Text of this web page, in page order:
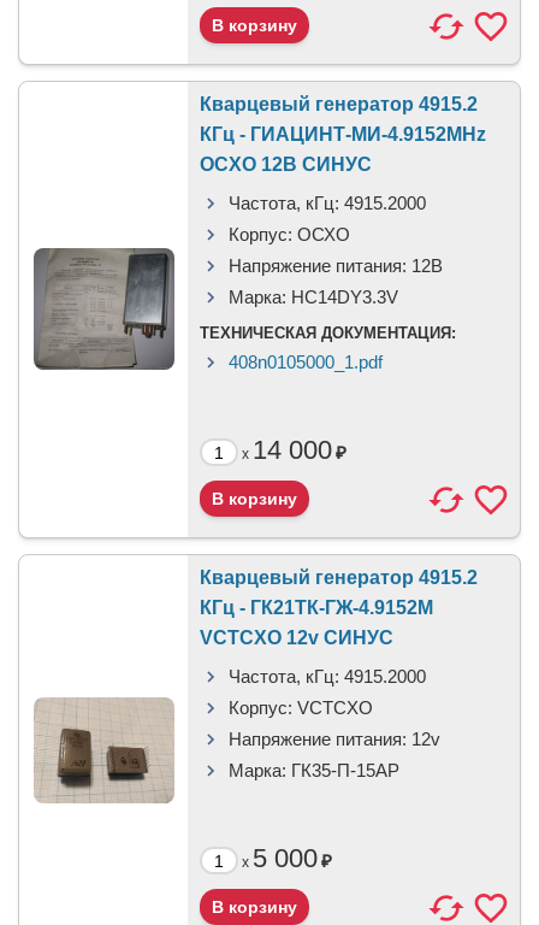
Кварцевый генератор 4915.2
КГц - ГИАЦИНТ-МИ-4.9152MHz
OCXO 12В СИНУС
Частота, кГц: 4915.2000
Корпус: ОСХО
Напряжение питания: 12В
Марка: HC14DY3.3V
ТЕХНИЧЕСКАЯ ДОКУМЕНТАЦИЯ:
408n0105000_1.pdf
x 14 000₽
Кварцевый генератор 4915.2
КГц - ГК21ТК-ГЖ-4.9152М
VCTCXO 12v СИНУС
Частота, кГц: 4915.2000
Корпус: VCTCXO
Напряжение питания: 12v
Марка: ГК35-П-15АР
x 5 000₽